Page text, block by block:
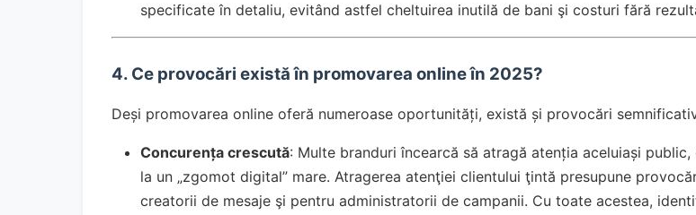
specificate în detaliu, evitând astfel cheltuirea inutilă de bani şi costuri fără
4. Ce provocări există în promovarea online în 2025?
Deși promovarea online oferă numeroase oportunități, există și provocări
Concurența crescută: Multe branduri încearcă să atragă atenția aceluiași public,
la un „zgomot digital” mare. Atragerea atenţiei clientului ţintă presupune
creatorii de mesaje şi pentru administratorii de campanii. Cu toate acestea,